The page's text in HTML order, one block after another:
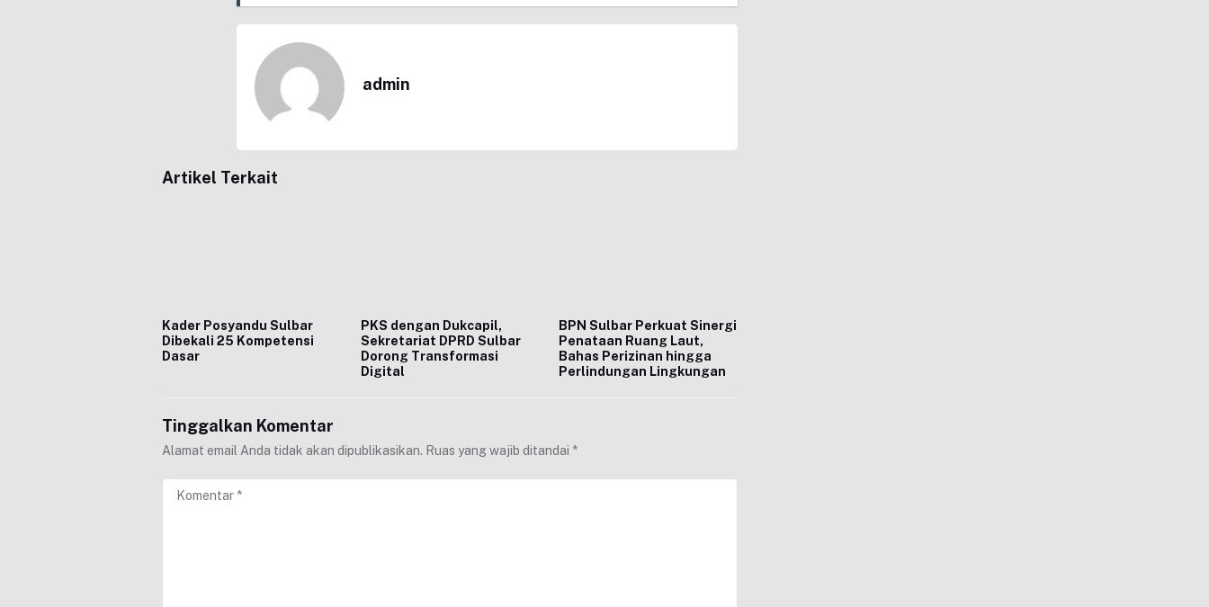
admin
Artikel Terkait
Kader Posyandu Sulbar
Dibekali 25 Kompetensi
Dasar
PKS dengan Dukcapil,
Sekretariat DPRD Sulbar
Dorong Transformasi
Digital
BPN Sulbar Perkuat Sinergi
Penataan Ruang Laut,
Bahas Perizinan hingga
Perlindungan Lingkungan
Tinggalkan Komentar
Alamat email Anda tidak akan dipublikasikan. Ruas yang wajib ditandai *